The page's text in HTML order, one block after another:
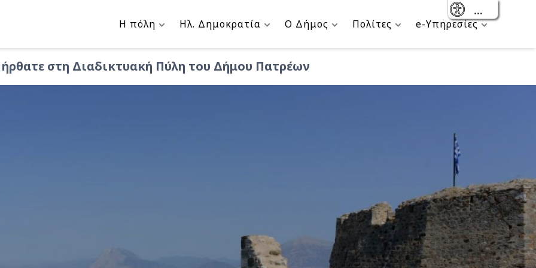
Η πόλη Ηλ. Δημοκρατία Ο Δήμος Πολίτες e-Υπηρεσίες
στη Διαδικτυακή Πύλη του Δήμου Πατρέων